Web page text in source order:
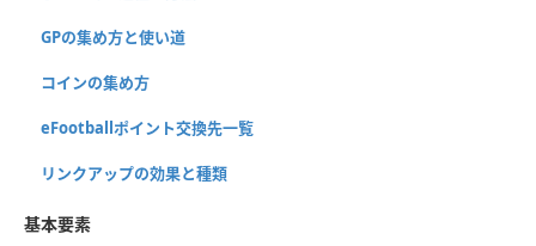
GPの集め方と使い道
コインの集め方
eFootballポイント交換先一覧
リンクアップの効果と種類
基本要素